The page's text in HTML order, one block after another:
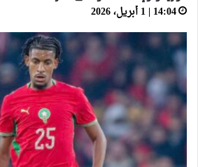
14:04 | 1 أبريل، 2026